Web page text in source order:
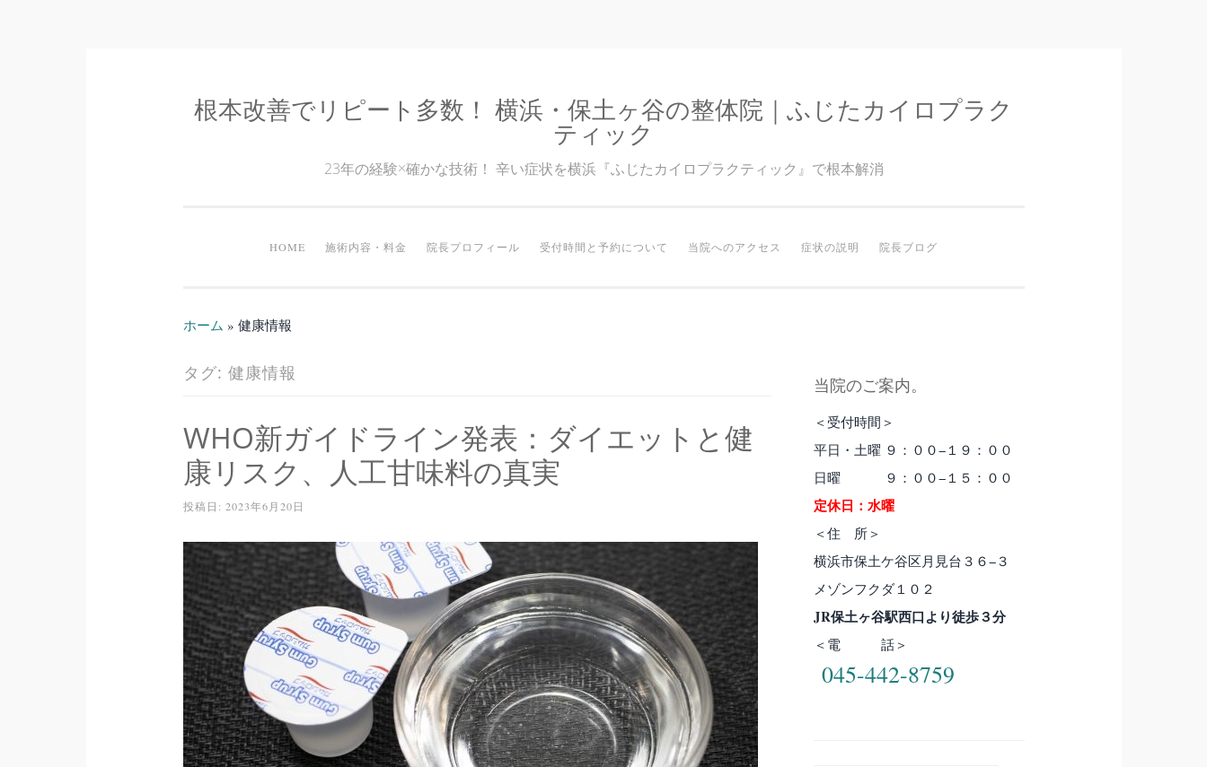
コ
プ
根本改善でリピート多数！ 横浜・保土ヶ谷の整体院｜ふじたカイロプラク
ティック
23年の経験×確かな技術！ 辛い症状を横浜『ふじたカイロプラクティック』で根本解消
HOME 施術内容・料金 院長プロフィール 受付時間と予約について 当院へのアクセス 症状の説明 院長ブログ
ホーム » 健康情報
タグ: 健康情報
WHO新ガイドライン発表：ダイエットと健
康リスク、人工甘味料の真実
投稿日: 2023年6月20日
当院のご案内。
＜受付時間＞
平日・土曜 ９：００−１９：００
日曜 ９：００−１５：００
定休日：水曜
＜住 所＞
横浜市保土ケ谷区月見台３６−３
メゾンフクダ１０２
JR保土ヶ谷駅西口より徒歩３分
＜電 話＞
045-442-8759